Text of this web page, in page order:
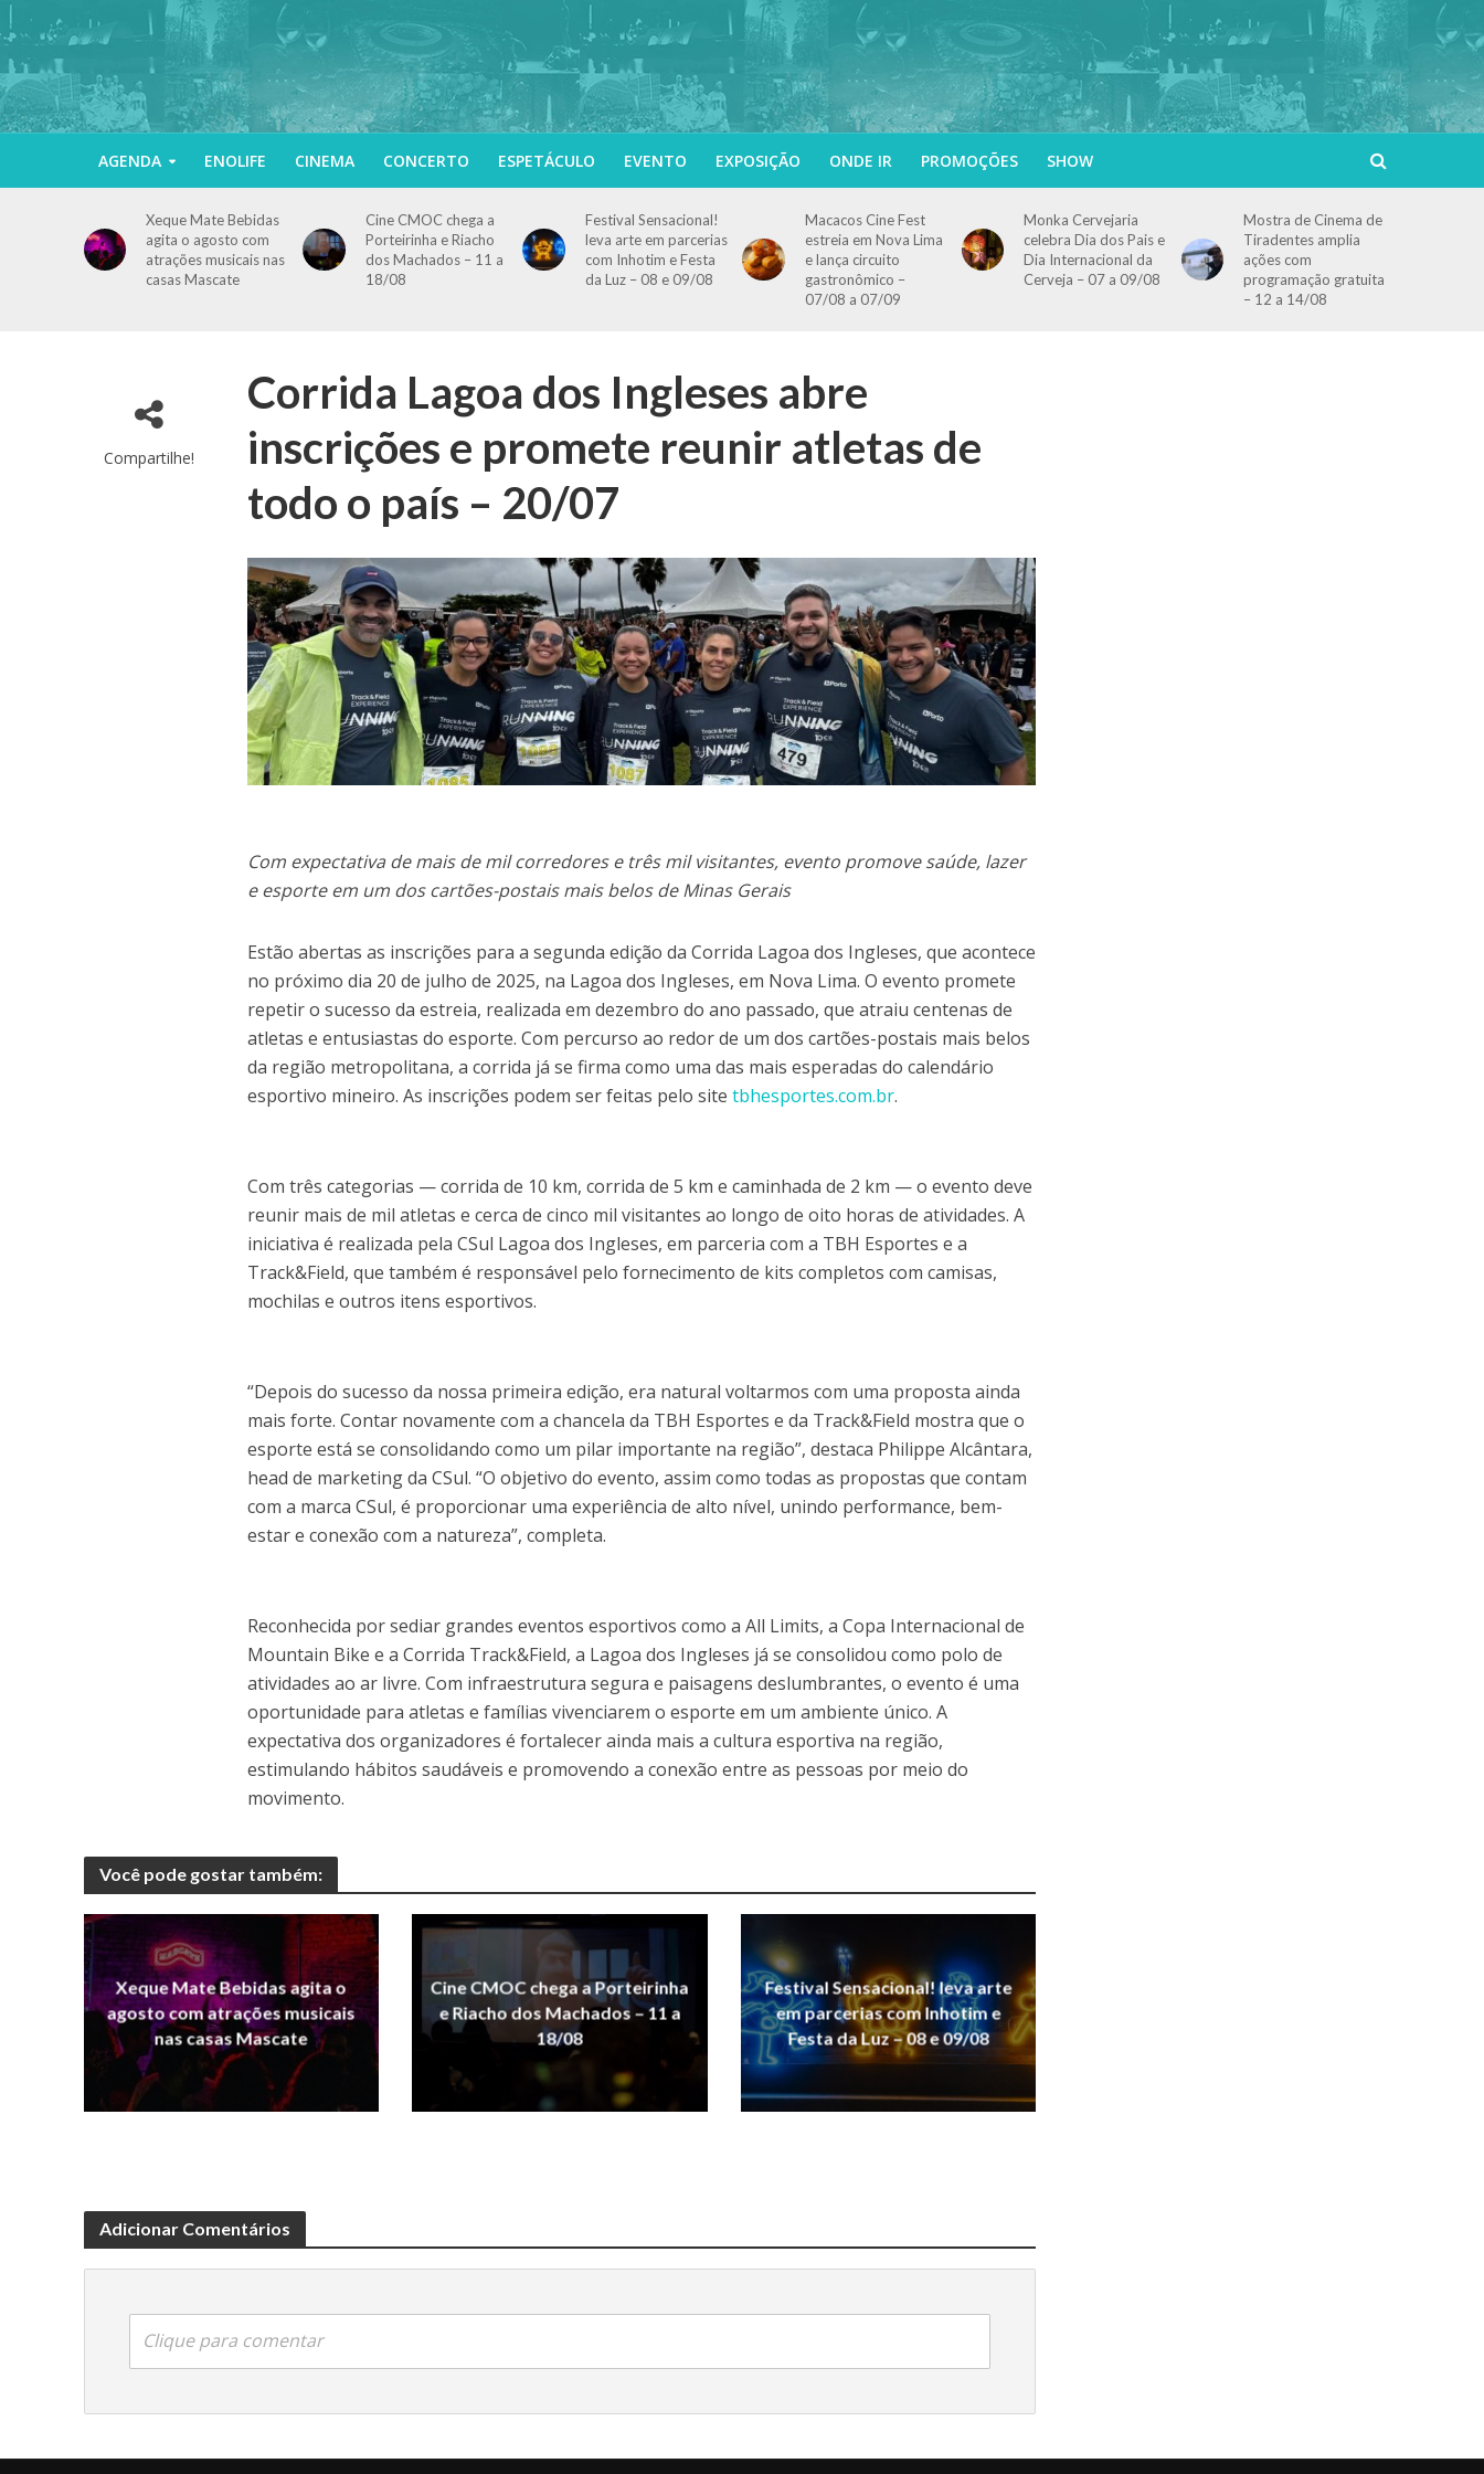
AGENDA ENOLIFE CINEMA CONCERTO ESPETÁCULO EVENTO EXPOSIÇÃO ONDE IR PROMOÇÕES SHOW
Xeque Mate Bebidas
agita o agosto com
atrações musicais nas
casas Mascate
Cine CMOC chega a
Porteirinha e Riacho
dos Machados – 11 a
18/08
Festival Sensacional!
leva arte em parcerias
com Inhotim e Festa
da Luz – 08 e 09/08
Macacos Cine Fest
estreia em Nova Lima
e lança circuito
gastronômico –
07/08 a 07/09
Monka Cervejaria
celebra Dia dos Pais e
Dia Internacional da
Cerveja – 07 a 09/08
Mostra de Cinema de
Tiradentes amplia
ações com
programação gratuita
– 12 a 14/08
Compartilhe!
Corrida Lagoa dos Ingleses abre
inscrições e promete reunir atletas de
todo o país – 20/07
Com expectativa de mais de mil corredores e três mil visitantes, evento promove saúde, lazer
e esporte em um dos cartões-postais mais belos de Minas Gerais
Estão abertas as inscrições para a segunda edição da Corrida Lagoa dos Ingleses, que acontece
no próximo dia 20 de julho de 2025, na Lagoa dos Ingleses, em Nova Lima. O evento promete
repetir o sucesso da estreia, realizada em dezembro do ano passado, que atraiu centenas de
atletas e entusiastas do esporte. Com percurso ao redor de um dos cartões-postais mais belos
da região metropolitana, a corrida já se firma como uma das mais esperadas do calendário
esportivo mineiro. As inscrições podem ser feitas pelo sitetbhesportes.com.br.
Com três categorias — corrida de 10 km, corrida de 5 km e caminhada de 2 km — o evento deve
reunir mais de mil atletas e cerca de cinco mil visitantes ao longo de oito horas de atividades. A
iniciativa é realizada pela CSul Lagoa dos Ingleses, em parceria com a TBH Esportes e a
Track&Field, que também é responsável pelo fornecimento de kits completos com camisas,
mochilas e outros itens esportivos.
“Depois do sucesso da nossa primeira edição, era natural voltarmos com uma proposta ainda
mais forte. Contar novamente com a chancela da TBH Esportes e da Track&Field mostra que o
esporte está se consolidando como um pilar importante na região”, destaca Philippe Alcântara,
head de marketing da CSul. “O objetivo do evento, assim como todas as propostas que contam
com a marca CSul, é proporcionar uma experiência de alto nível, unindo performance, bem-
estar e conexão com a natureza”, completa.
Reconhecida por sediar grandes eventos esportivos como a All Limits, a Copa Internacional de
Mountain Bike e a Corrida Track&Field, a Lagoa dos Ingleses já se consolidou como polo de
atividades ao ar livre. Com infraestrutura segura e paisagens deslumbrantes, o evento é uma
oportunidade para atletas e famílias vivenciarem o esporte em um ambiente único. A
expectativa dos organizadores é fortalecer ainda mais a cultura esportiva na região,
estimulando hábitos saudáveis e promovendo a conexão entre as pessoas por meio do
movimento.
Você pode gostar também:
Xeque Mate Bebidas agita o
agosto com atrações musicais
nas casas Mascate
Cine CMOC chega a Porteirinha
e Riacho dos Machados – 11 a
18/08
Festival Sensacional! leva arte
em parcerias com Inhotim e
Festa da Luz – 08 e 09/08
Adicionar Comentários
Clique para comentar